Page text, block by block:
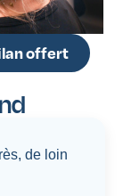
offert
de loin